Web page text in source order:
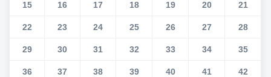
15 16 17 18 19 20 21
22 23 24 25 26 27 28
29 30 31 32 33 34 35
36 37 38 39 40 41 42